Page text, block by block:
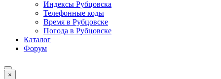
Индексы Рубцовска
Телефонные коды
Время в Рубцовске
Погода в Рубцовске
Каталог
Форум
×